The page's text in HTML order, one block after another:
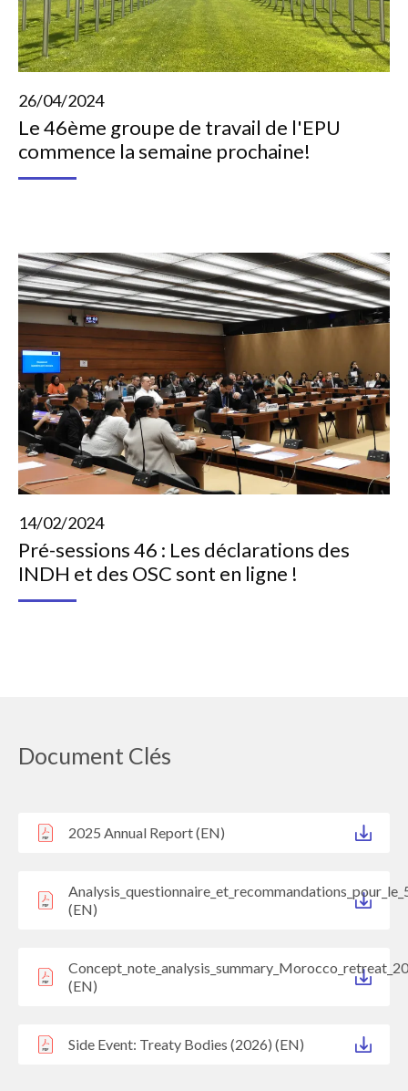
26/04/2024
Le 46ème groupe de travail de l'EPU
commence la semaine prochaine!
14/02/2024
Pré-sessions 46 : Les déclarations des
INDH et des OSC sont en ligne !
Document Clés
2025 Annual Report (EN)
(EN)
(EN)
Side Event: Treaty Bodies (2026) (EN)